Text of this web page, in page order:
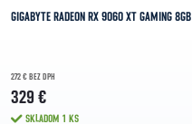
GIGABYTE RADEON RX 9060 XT GAMING 8GB
272 € BEZ DPH
329 €
SKLADOM 1 KS